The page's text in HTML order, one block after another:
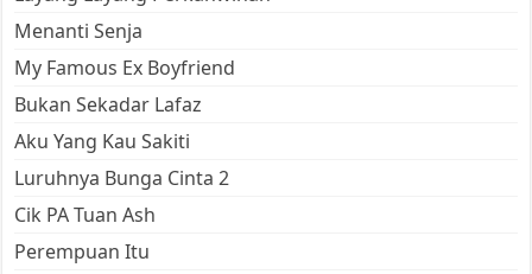
Menanti Senja
My Famous Ex Boyfriend
Bukan Sekadar Lafaz
Aku Yang Kau Sakiti
Luruhnya Bunga Cinta 2
Cik PA Tuan Ash
Perempuan Itu